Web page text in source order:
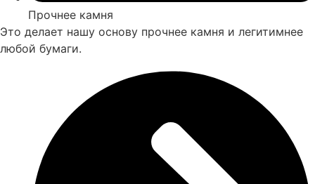
Прочнее камня
Это делает нашу основу прочнее камня и легитимнее
любой бумаги.